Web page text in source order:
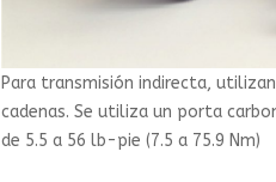
Para transmisión indirecta,
cadenas. Se utiliza un porta
de 5.5 a 56 lb-pie (7.5 a 75.9 Nm)